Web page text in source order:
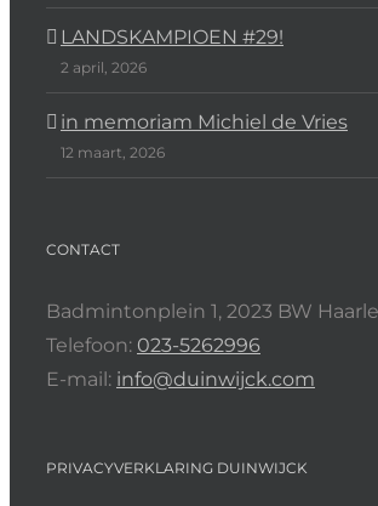
LANDSKAMPIOEN #29!
2 april, 2026
in memoriam Michiel de Vries
12 maart, 2026
CONTACT
Badmintonplein 1, 2023 BW
Telefoon: 023-5262996
E-mail: info@duinwijck.com
PRIVACYVERKLARING DUINWIJCK